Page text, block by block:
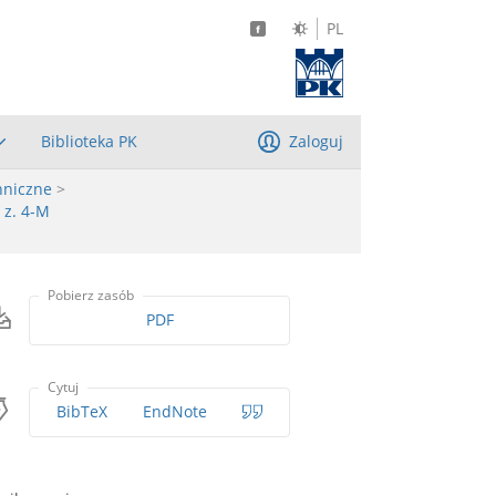
PL
Biblioteka PK Zaloguj
>
4-M
Pobierz zasób
PDF
Cytuj
BibTeX EndNote